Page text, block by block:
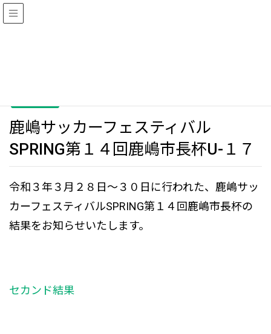
鹿嶋サッカーフェスティバル
SPRING第１４回鹿嶋市長杯U-１７
令和３年３月２８日～３０日に行われた、鹿嶋サッ
カーフェスティバルSPRING第１４回鹿嶋市長杯の
結果をお知らせいたします。
セカンド結果